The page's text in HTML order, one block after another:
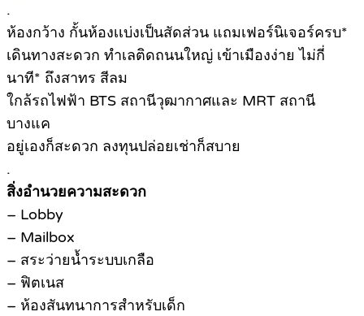
.
ห้องกว้าง กั้นห้องเเบ่งเป็นสัดส่วน แถมเฟอร์นิเจอร์ครบ*
เดินทางสะดวก ทำเลติดถนนใหญ่ เข้าเมืองง่าย ไม่กี่
นาที* ถึงสาทร สีลม
ใกล้รถไฟฟ้า BTS สถานีวุฒากาศและ MRT สถานี
บางแค
อยู่เองก็สะดวก ลงทุนปล่อยเช่าก็สบาย
.
สิ่งอำนวยความสะดวก
– Lobby
– Mailbox
– สระว่ายน้ำระบบเกลือ
– ฟิตเนส
– ห้องสันทนาการสำหรับเด็ก